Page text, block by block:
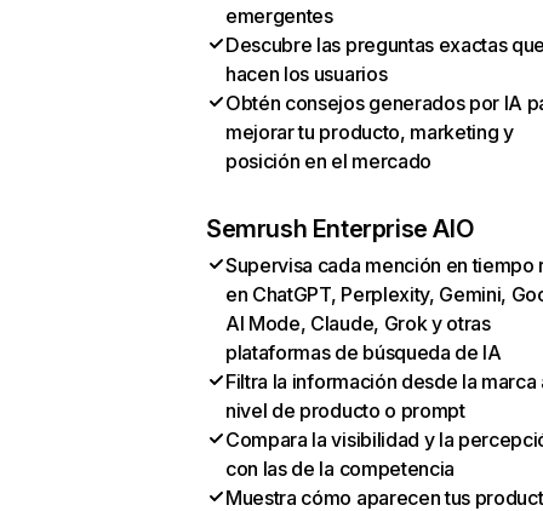
emergentes
Descubre las preguntas exactas
hacen los usuarios
Obtén consejos generados por IA
mejorar tu producto, marketing y
posición en el mercado
Semrush Enterprise AIO
Supervisa cada mención en tiempo
en ChatGPT, Perplexity, Gemini,
AI Mode, Claude, Grok y otras
plataformas de búsqueda de IA
Filtra la información desde la marca
nivel de producto o prompt
Compara la visibilidad y la
con las de la competencia
Muestra cómo aparecen tus